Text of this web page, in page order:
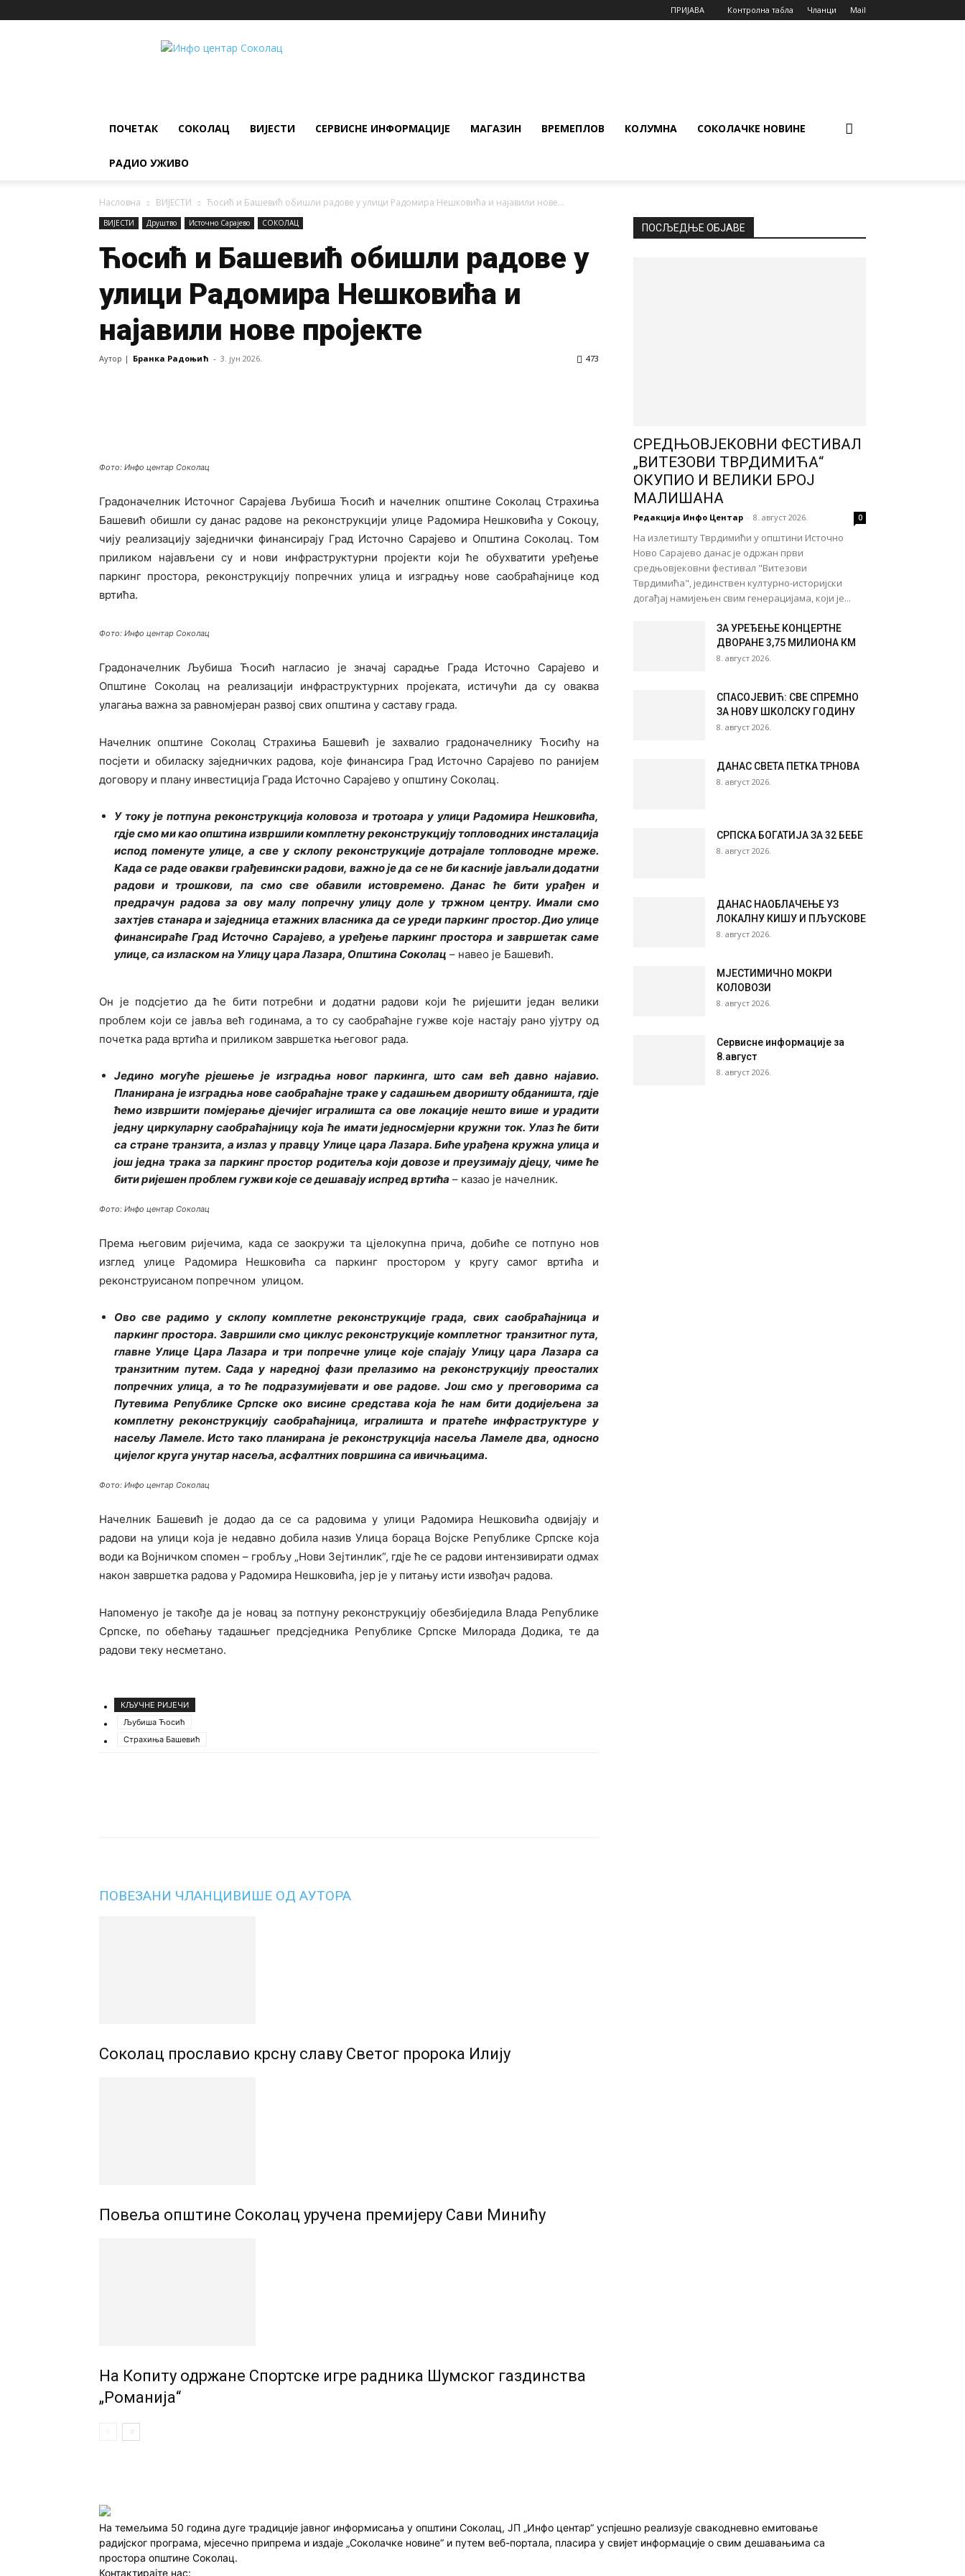
ПРИЈАВА Контролна табла Чланци Mail
ИНФО
ПОЧЕТАК СОКОЛАЦ ВИЈЕСТИ СЕРВИСНЕ ИНФОРМАЦИЈЕ МАГАЗИН ВРЕМЕПЛОВ КОЛУМНА СОКОЛАЧКЕ НОВИНЕ
РАДИО УЖИВО
Насловна ВИЈЕСТИ Ћосић и Башевић обишли радове у улици Радомира Нешковића и најавили нове...
ВИЈЕСТИ Друштво Источно Сарајево СОКОЛАЦ
Ћосић и Башевић обишли радове у
улици Радомира Нешковића и
најавили нове пројекте
Аутор | Бранка Радоњић - 3. јун 2026. 473
Фото: Инфо центар Соколац
Градоначелник Источног Сарајева Љубиша Ћосић и начелник општине Соколац Страхиња
Башевић обишли су данас радове на реконструкцији улице Радомира Нешковића у Сокоцу,
чију реализацију заједнички финансирају Град Источно Сарајево и Општина Соколац. Том
приликом најављени су и нови инфраструктурни пројекти који ће обухватити уређење
паркинг простора, реконструкцију попречних улица и изградњу нове саобраћајнице код
вртића.
Фото: Инфо центар Соколац
Градоначелник Љубиша Ћосић нагласио је значај сарадње Града Источно Сарајево и
Општине Соколац на реализацији инфраструктурних пројеката, истичући да су оваква
улагања важна за равномјеран развој свих општина у саставу града.
Начелник општине Соколац Страхиња Башевић је захвалио градоначелнику Ћосићу на
посјети и обиласку заједничких радова, које финансира Град Источно Сарајево по ранијем
договору и плану инвестиција Града Источно Сарајево у општину Соколац.
У току је потпуна реконструкција коловоза и тротоара у улици Радомира Нешковића,
гдје смо ми као општина извршили комплетну реконструкцију топловодних инсталација
испод поменуте улице, а све у склопу реконструкције дотрајале топловодне мреже.
Када се раде овакви грађевински радови, важно је да се не би касније јављали додатни
радови и трошкови, па смо све обавили истовремено. Данас ће бити урађен и
предрачун радова за ову малу попречну улицу доле у тржном центру. Имали смо
захтјев станара и заједница етажних власника да се уреди паркинг простор. Дио улице
финансираће Град Источно Сарајево, а уређење паркинг простора и завршетак саме
улице, са изласком на Улицу цара Лазара, Општина Соколац – навео је Башевић.
Он је подсјетио да ће бити потребни и додатни радови који ће ријешити један велики
проблем који се јавља већ годинама, а то су саобраћајне гужве које настају рано ујутру од
почетка рада вртића и приликом завршетка његовог рада.
Једино могуће рјешење је изградња новог паркинга, што сам већ давно најавио.
Планирана је изградња нове саобраћајне траке у садашњем дворишту обданишта, гдје
ћемо извршити помјерање дјечијег игралишта са ове локације нешто више и урадити
једну циркуларну саобраћајницу која ће имати једносмјерни кружни ток. Улаз ће бити
са стране транзита, а излаз у правцу Улице цара Лазара. Биће урађена кружна улица и
још једна трака за паркинг простор родитеља који довозе и преузимају дјецу, чиме ће
бити ријешен проблем гужви које се дешавају испред вртића – казао је начелник.
Фото: Инфо центар Соколац
Према његовим ријечима, када се заокружи та цјелокупна прича, добиће се потпуно нов
изглед улице Радомира Нешковића са паркинг простором у кругу самог вртића и
реконструисаном попречном улицом.
Ово све радимо у склопу комплетне реконструкције града, свих саобраћајница и
паркинг простора. Завршили смо циклус реконструкције комплетног транзитног пута,
главне Улице Цара Лазара и три попречне улице које спајају Улицу цара Лазара са
транзитним путем. Сада у наредној фази прелазимо на реконструкцију преосталих
попречних улица, а то ће подразумијевати и ове радове. Још смо у преговорима са
Путевима Републике Српске око висине средстава која ће нам бити додијељена за
комплетну реконструкцију саобраћајница, игралишта и пратеће инфраструктуре у
насељу Ламеле. Исто тако планирана је реконструкција насеља Ламеле два, односно
цијелог круга унутар насеља, асфалтних површина са ивичњацима.
Фото: Инфо центар Соколац
Начелник Башевић је додао да се са радовима у улици Радомира Нешковића одвијају и
радови на улици која је недавно добила назив Улица бораца Војске Републике Српске која
води ка Војничком спомен – гробљу „Нови Зејтинлик“, гдје ће се радови интензивирати одмах
након завршетка радова у Радомира Нешковића, јер је у питању исти извођач радова.
Напоменуо је такође да је новац за потпуну реконструкцију обезбиједила Влада Републике
Српске, по обећању тадашњег предсједника Републике Српске Милорада Додика, те да
радови теку несметано.
КЉУЧНЕ РИЈЕЧИ
Љубиша Ћосић
Страхиња Башевић
ПОВЕЗАНИ ЧЛАНЦИВИШЕ ОД АУТОРА
Соколац прославио крсну славу Светог пророка Илију
Повеља општине Соколац уручена премијеру Сави Минићу
На Копиту одржане Спортске игре радника Шумског газдинства
„Романија“
ПОСЉЕДЊЕ ОБЈАВЕ
СРЕДЊОВЈЕКОВНИ ФЕСТИВАЛ
„ВИТЕЗОВИ ТВРДИМИЋА“
ОКУПИО И ВЕЛИКИ БРОЈ
МАЛИШАНА
Редакција Инфо Центар - 8. август 2026. 0
На излетишту Тврдимићи у општини Источно
Ново Сарајево данас је одржан први
средњовјековни фестивал "Витезови
Тврдимића", јединствен културно-историјски
догађај намијењен свим генерацијама, који је...
ЗА УРЕЂЕЊЕ КОНЦЕРТНЕ
ДВОРАНЕ 3,75 МИЛИОНА КМ
8. август 2026.
СПАСОЈЕВИЋ: СВЕ СПРЕМНО
ЗА НОВУ ШКОЛСКУ ГОДИНУ
8. август 2026.
ДАНАС СВЕТА ПЕТКА ТРНОВА
8. август 2026.
СРПСКА БОГАТИЈА ЗА 32 БЕБЕ
8. август 2026.
ДАНАС НАОБЛАЧЕЊЕ УЗ
ЛОКАЛНУ КИШУ И ПЉУСКОВЕ
8. август 2026.
МЈЕСТИМИЧНО МОКРИ
КОЛОВОЗИ
8. август 2026.
Сервисне информације за
8.август
8. август 2026.
На темељима 50 година дуге традиције јавног информисања у општини Соколац, ЈП „Инфо центар“ успјешно реализује свакодневно емитовање
радијског програма, мјесечно припрема и издаје „Соколачке новине“ и путем веб-портала, пласира у свијет информације о свим дешавањима са
простора општине Соколац.
Контактирајте нас: